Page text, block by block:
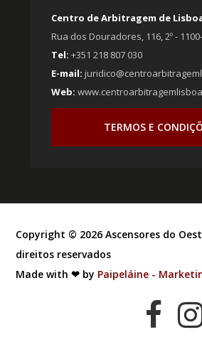
Centro de Arbitragem de
Rua dos Douradores, 116, 2º -
Tel: +351 218 807 030
E-mail:
Web:
TERMOS E
Copyright © 2026 Ascensores do
direitos reservados
Made with ❤ by Paipeláine -